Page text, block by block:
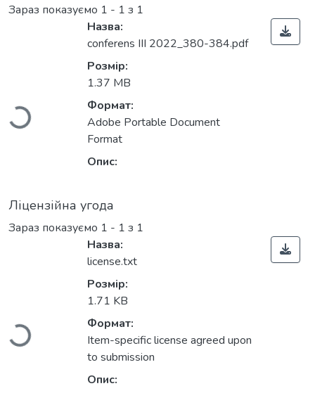
Зараз показуємо 1 - 1 з 1
Вантажиться...
Назва:
conferens III 2022_380-384.pdf
Розмір:
1.37 MB
Формат:
Adobe Portable Document
Format
Опис:
Ліцензійна угода
Зараз показуємо 1 - 1 з 1
Вантажиться...
Назва:
license.txt
Розмір:
1.71 KB
Формат:
Item-specific license agreed upon
to submission
Опис: